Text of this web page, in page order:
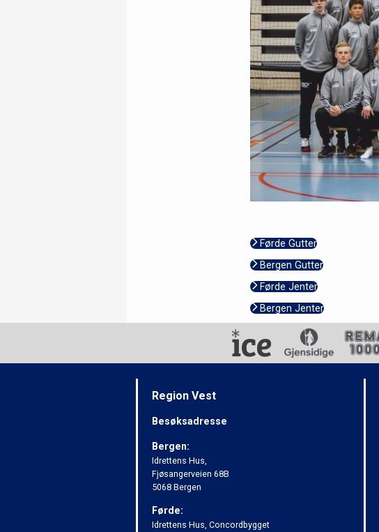
Førde Gutter
Bergen Gutter
Førde Jenter
Bergen Jenter
Region Vest
Besøksadresse
Bergen:
Idrettens Hus,
Fjøsangerveien 68B
5068 Bergen
Førde:
Idrettens Hus, Concordbygget